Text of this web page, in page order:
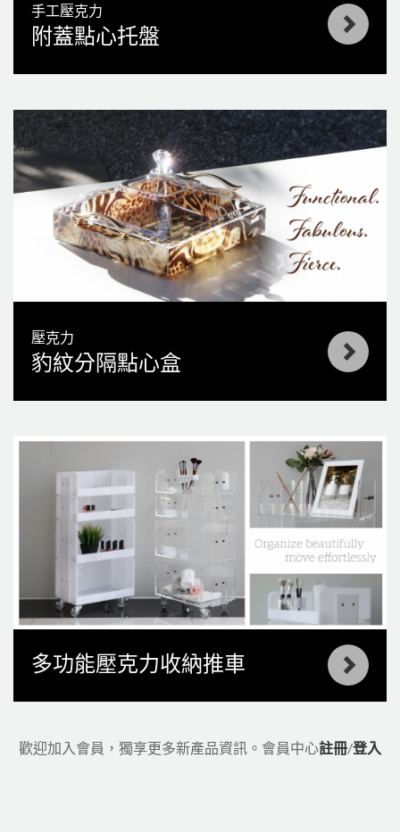
手工壓克力
附蓋點心托盤
壓克力
豹紋分隔點心盒
多功能壓克力收納推車
歡迎加入會員，獨享更多新產品資訊。 會員中心註冊/登入